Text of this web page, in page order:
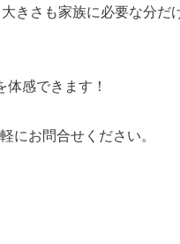
きさも家族に必要な分だ
感できます！
にお問合せください。